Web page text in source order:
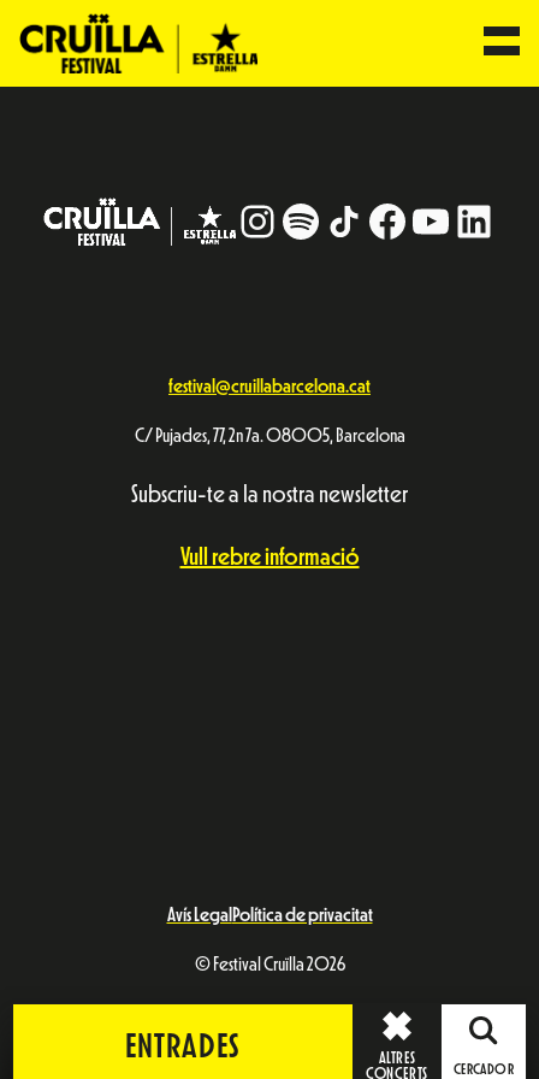
Instagram
# TikTokFacebook
festival@cruillabarcelona.cat
C/ Pujades, 77, 2n 7a. 08005, Barcelona
Subscriu-te a la nostra newsletter
Vull rebre informació
Avís Legal Política de privacitat
© Festival Cruïlla 2026
ENTRADES
ALTRES
CONCERTS
CERCADOR